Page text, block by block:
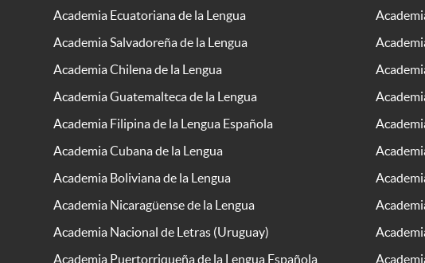
Academia Ecuatoriana de la Lengua
Academia Salvadoreña de la Lengua
Academia Chilena de la Lengua
Academia Guatemalteca de la Lengua
Academia Filipina de la Lengua Española
Academia Cubana de la Lengua
Academia Boliviana de la Lengua
Academia Nicaragüense de la Lengua
Academia Nacional de Letras (Uruguay)
Academia Puertorriqueña de la Lengua Española